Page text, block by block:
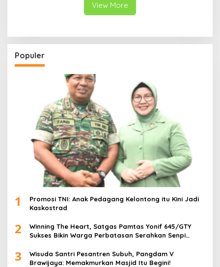
View More
Populer
1
Promosi TNI: Anak Pedagang Kelontong itu Kini Jadi
Kaskostrad
2
Winning The Heart, Satgas Pamtas Yonif 645/GTY
Sukses Bikin Warga Perbatasan Serahkan Senpi
3
Wisuda Santri Pesantren Subuh, Pangdam V
Brawijaya: Memakmurkan Masjid Itu Begini!